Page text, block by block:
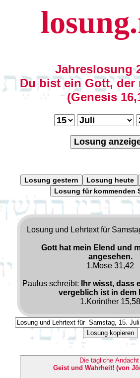
Jahreslosung
Du bist ein Gott, der
(Genesis
Losung
Losung gestern Losung heute
Losung für kommenden
Losung und Lehrtext für
Gott hat mein Elend und
angesehen.
1.Mose 31,42
Paulus schreibt:
Ihr wisst, dass
vergeblich ist in dem
1.Korinther 15,58
Losung kopieren
Die tägliche Andacht
Geist und Wahrheit! (von